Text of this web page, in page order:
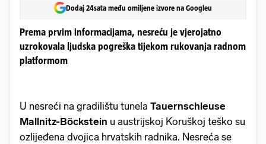
Dodaj 24sata među omiljene izvore na Googleu
Prema prvim informacijama, nesreću je vjerojatno
uzrokovala ljudska pogreška tijekom rukovanja radnom
platformom
U nesreći na gradilištu tunela Tauernschleuse
Mallnitz-Böckstein u austrijskoj Koruškoj teško su
ozlijeđena dvojica hrvatskih radnika. Nesreća se